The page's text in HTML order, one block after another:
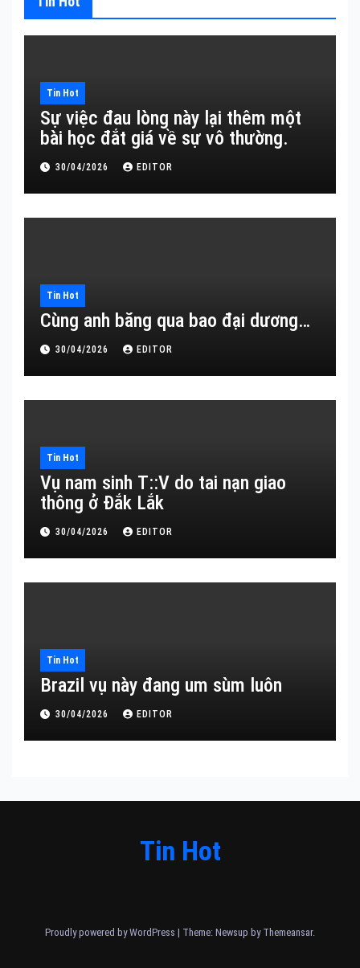
Tin Hot
Sự việc đau lòng này lại thêm một
bài học đắt giá về sự vô thường.
30/04/2026 EDITOR
Tin Hot
Cùng anh băng qua bao đại dương…
30/04/2026 EDITOR
Tin Hot
Vụ nam sinh T::V do tai nạn giao
thông ở Đắk Lắk
30/04/2026 EDITOR
Tin Hot
Brazil vụ này đang um sùm luôn
30/04/2026 EDITOR
Tin Hot
Proudly powered by WordPress | Theme: Newsup by Themeansar.